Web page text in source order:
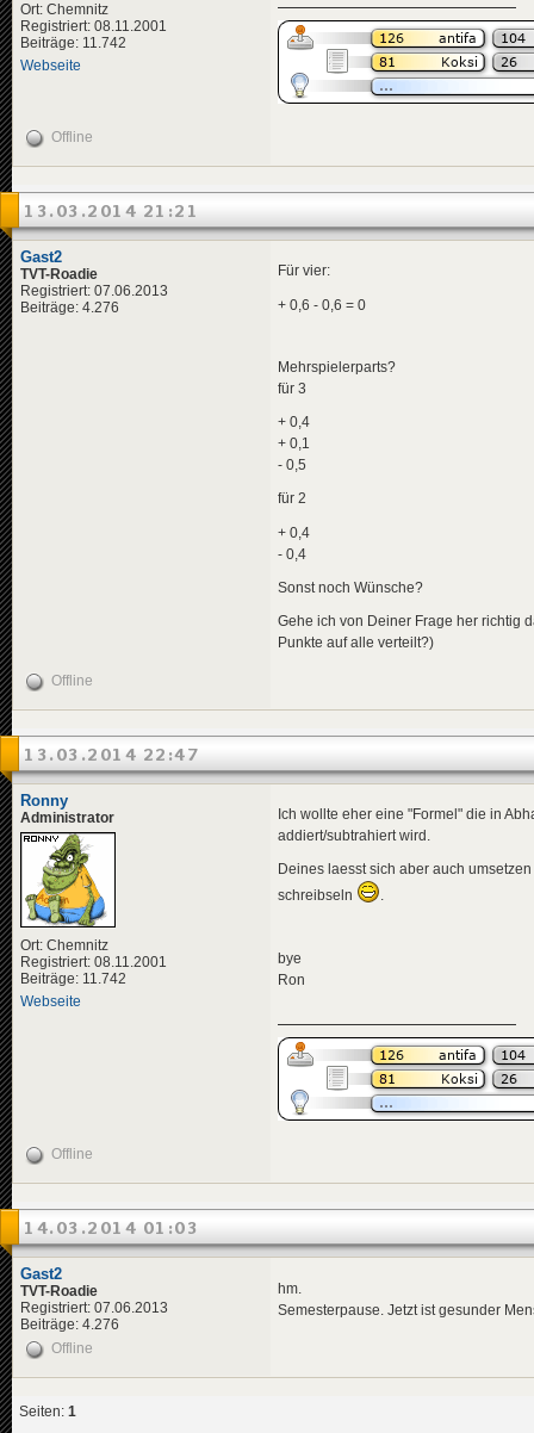
Ort: Chemnitz
Registriert: 08.11.2001
Beiträge: 11.742
Webseite
Offline
13.03.2014 21:21
Gast2
TVT-Roadie
Registriert: 07.06.2013
Beiträge: 4.276
Für vier:
+ 0,6 - 0,6 = 0
Mehrspielerparts?
für 3
+ 0,4
+ 0,1
- 0,5
für 2
+ 0,4
- 0,4
Sonst noch Wünsche?
Gehe ich von Deiner Frage her richtig
Punkte auf alle verteilt?)
Offline
13.03.2014 22:47
Ronny
Administrator
Ort: Chemnitz
Registriert: 08.11.2001
Beiträge: 11.742
Webseite
Ich wollte eher eine "Formel" die in
addiert/subtrahiert wird.
Deines laesst sich aber auch
schreibseln
.
bye
Ron
Offline
14.03.2014 01:03
Gast2
TVT-Roadie
Registriert: 07.06.2013
Beiträge: 4.276
hm.
Semesterpause. Jetzt ist gesunder
Offline
Seiten: 1